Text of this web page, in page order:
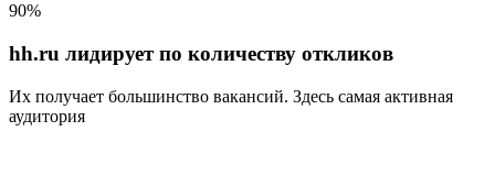
90%
hh.ru лидирует по количеству откликов
Их получает большинство вакансий. Здесь самая активная
аудитория